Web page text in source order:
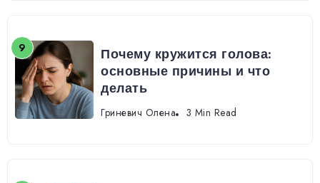
Почему кружится голова:
основные причины и что
делать
Гриневич Олена 3 Min Read